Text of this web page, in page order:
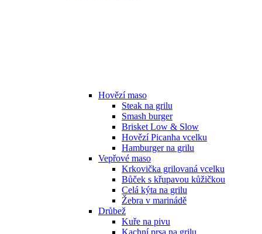
Hovězí maso
Steak na grilu
Smash burger
Brisket Low & Slow
Hovězí Picanha vcelku
Hamburger na grilu
Vepřové maso
Krkovička grilovaná vcelku
Bůček s křupavou kůžičkou
Celá kýta na grilu
Žebra v marinádě
Drůbež
Kuře na pivu
Kachní prsa na grilu